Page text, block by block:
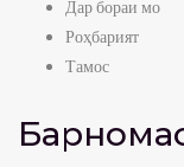
Дар бораи мо
Роҳбарият
Тамос